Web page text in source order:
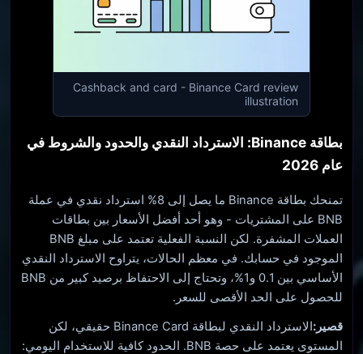
Cashback and card - Binance Card review
illustration
بطاقة Binance: الاسترداد النقدي والحدود والشروط في
عام 2026
تمنحك بطاقة Binance ما يصل إلى 8% استرداد نقدي في عملة
BNB على المشتريات - وهو أحد أفضل الأسعار بين بطاقات
العملات المشفرة. لكن النسبة الفعلية تعتمد على مبلغ BNB
الموجود في حسابك. في معظم الحالات، يتراوح الاسترداد النقدي
الأساسي بين 0.1 و1%، وتحتاج إلى الاحتفاظ برصيد كبير من BNB
للحصول على الحد الأقصى للسعر.
قصير:
الاسترداد النقدي لبطاقة Binance Card حقيقي، لكن
المستوى يعتمد على حصة BNB. الحدود كافية للاستخدام اليومي: